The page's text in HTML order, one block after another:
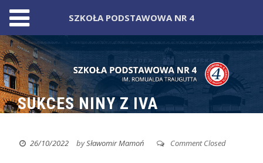
Skip
to
content
SUKCES NINY Z IVA
26/10/2022 bySławomir Mamoń Comment Closed
SZKOŁA PODSTAWOWA NR 4